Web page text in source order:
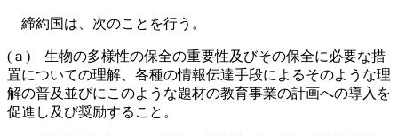
締約国は、次のことを行う。
(ａ) 生物の多様性の保全の重要性及びその保全に必要な措
置についての理解、各種の情報伝達手段によるそのような理
解の普及並びにこのような題材の教育事業の計画への導入を
促進し及び奨励すること。